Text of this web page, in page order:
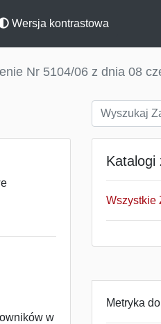
Wersja kontrastowa
Nr 5104/06 z dnia 08
w
Katalogi
Wszystkie
Metryka